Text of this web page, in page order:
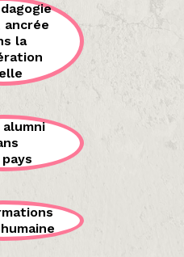
ancrée
la
alumni